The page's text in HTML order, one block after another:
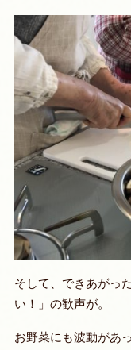
そして、できあがっ
い！」の歓声が。
お野菜にも波動があ